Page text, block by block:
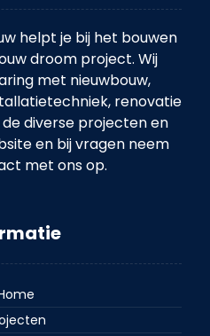
helpt je bij het bouwen
droom project. Wij
met nieuwbouw,
renovatie
diverse projecten en
en bij vragen neem
met ons op.